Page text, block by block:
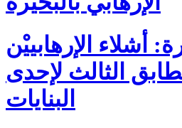
أشلاء الإرهابييْن
الثالث لإحدى
البنايات